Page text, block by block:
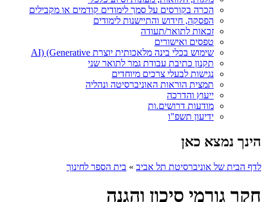
הכרה בקורסים על סמך לימודים קודמים או מקבילים
הפסקה, חידוש והתיישנות לימודים
זכאות לתואר/תעודה
טפסים ואישורים
שימוש בכלי בינה מלאכותית יוצרת AI) (Generative
תקנון כתיבת עבודת גמר לתואר שני
נגישות לבעלי צרכים מיוחדים
תמצית הוראות האוניברסיטה ונהליה
ייעוץ והדרכה
מודעות דרושים.ות
ידיעון תשפ"ו
הינך נמצא כאן
לדף הבית של אוניברסיטת תל אביב » בית הספר לחינוך
חקר גורמי סיכון והגנה